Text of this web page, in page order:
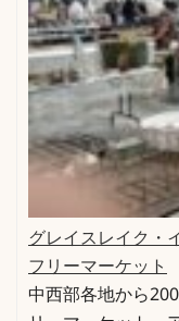
グレイスレイク・
フリーマーケット
中西部各地から